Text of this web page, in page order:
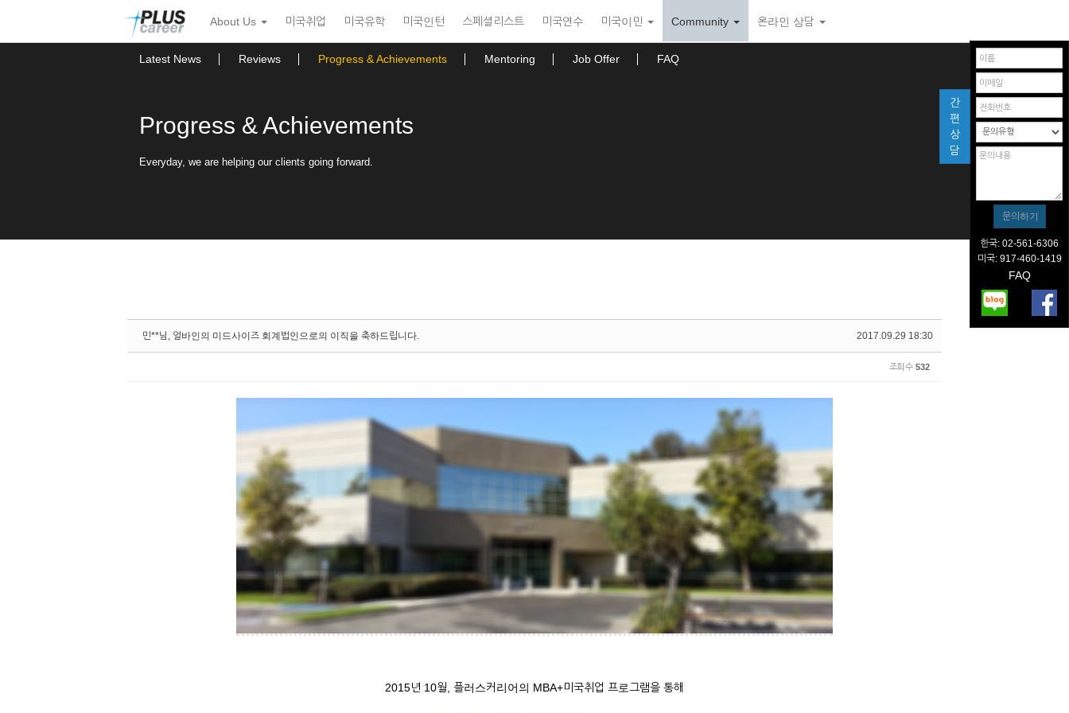
뉴
토
About Us 미국취업 미국유학 미국인턴 스페셜리스트 미국연수 미국이민 Community 온라인 상담
Latest News Reviews Progress & Achievements Mentoring Job Offer FAQ
Progress & Achievements
Everyday, we are helping our clients going forward.
2017.09.29 18:30
민**님, 얼바인의 미드사이즈 회계법인으로의 이직을 축하드립니다.
조회 수 532
2015년 10월, 플러스커리어의 MBA+미국취업 프로그램을 통해
간
편
상
담
한국: 02-561-6306
미국: 917-460-1419
FAQ